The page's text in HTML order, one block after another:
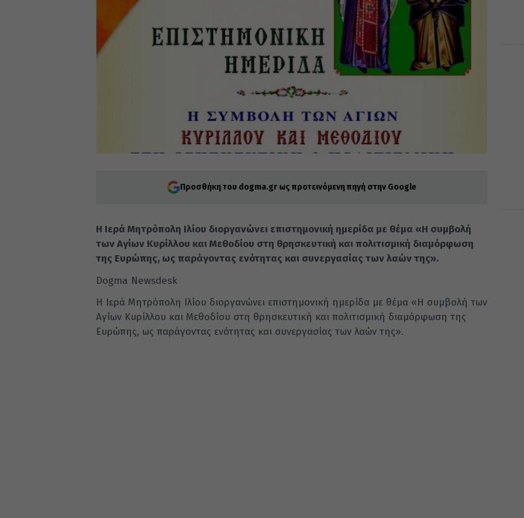
Προσθήκη του dogma.gr ως προτεινόμενη πηγή στην Google
Η Ιερά Μητρόπολη Ιλίου διοργανώνει επιστημονική ημερίδα με θέμα «Η συμβολή
των Αγίων Κυρίλλου και Μεθοδίου στη θρησκευτική και πολιτισμική διαμόρφωση
της Ευρώπης, ως παράγοντας ενότητας και συνεργασίας των λαών της».
Dogma Newsdesk
Η Ιερά Μητρόπολη Ιλίου διοργανώνει επιστημονική ημερίδα με θέμα «Η συμβολή των
Αγίων Κυρίλλου και Μεθοδίου στη θρησκευτική και πολιτισμική διαμόρφωση της
Ευρώπης, ως παράγοντας ενότητας και συνεργασίας των λαών της».